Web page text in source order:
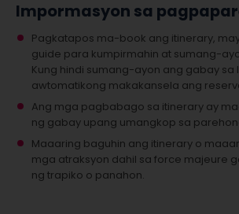
Impormasyon sa
Pagkatapos ma-book ang itinerary,
guide para kumpirmahin at sumang-
Kung hindi sumang-ayon ang gabay sa
awtomatikong makakansela ang
Ang mga pagbabago sa itinerary ay
ng gabay upang umangkop sa
Maaaring baguhin ang itinerary o
mga atraksyon dahil sa force majeure
ng trapiko o panahon.